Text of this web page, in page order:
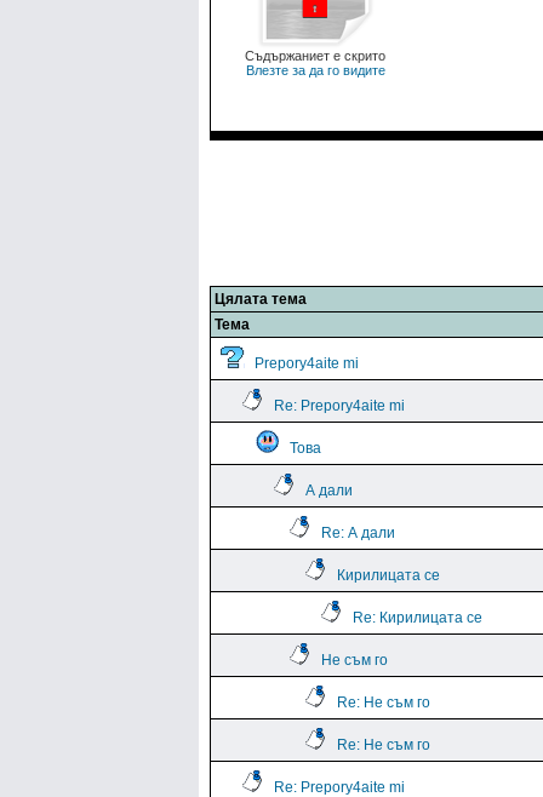
Съдържаниет е скрито
Влезте за да го видите
Цялата тема
Тема
Prepory4aite mi
Re: Prepory4aite mi
Това
А дали
Re: А дали
Кирилицата се
Re: Кирилицата се
Не съм го
Re: Не съм го
Re: Не съм го
Re: Prepory4aite mi